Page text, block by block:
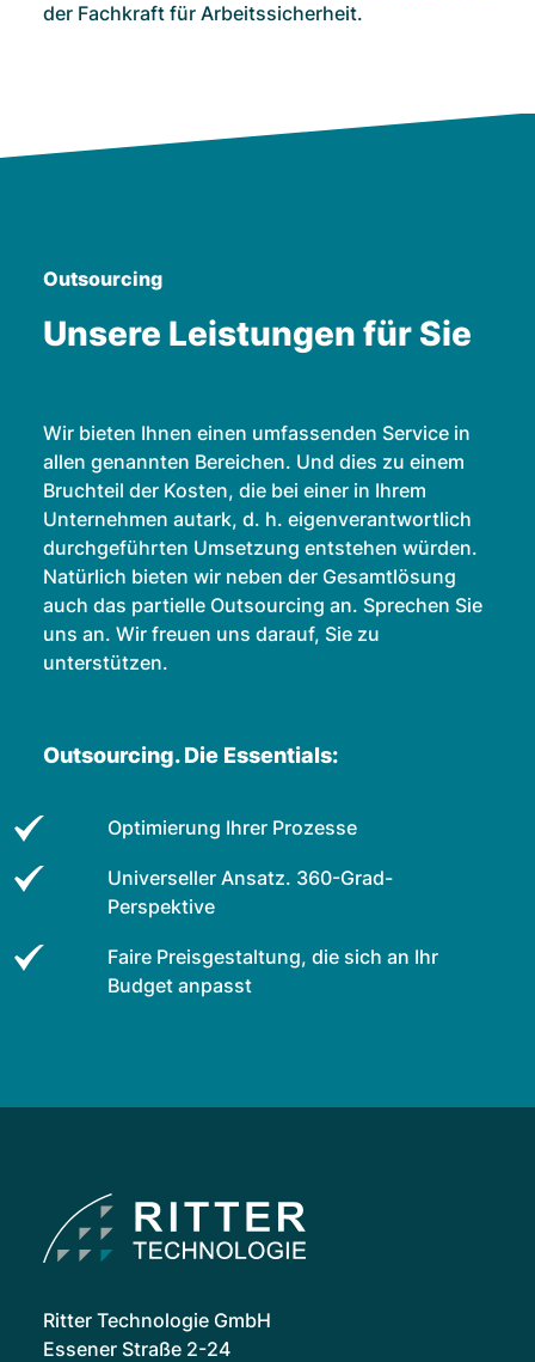
der Fachkraft für Arbeitssicherheit.
Outsourcing
Unsere Leistungen für Sie
Wir bieten Ihnen einen umfassenden Service in
allen genannten Bereichen. Und dies zu einem
Bruchteil der Kosten, die bei einer in Ihrem
Unternehmen autark, d. h. eigenverantwortlich
durchgeführten Umsetzung entstehen würden.
Natürlich bieten wir neben der Gesamtlösung
auch das partielle Outsourcing an. Sprechen Sie
uns an. Wir freuen uns darauf, Sie zu
unterstützen.
Outsourcing. Die Essentials:
Optimierung Ihrer Prozesse
Universeller Ansatz. 360-Grad-
Perspektive
Faire Preisgestaltung, die sich an Ihr
Budget anpasst
Ritter Technologie GmbH
Essener Straße 2-24